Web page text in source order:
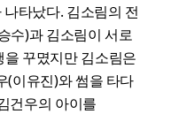
타났다. 김소림의 전
수)과 김소림이 서로
꾸몄지만 김소림은
(이유진)와 썸을 타다
건우의 아이를